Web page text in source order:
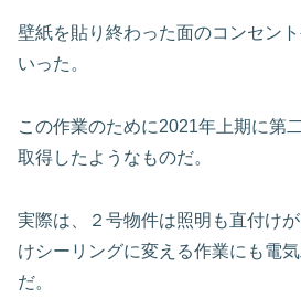
壁紙を貼り終わった面のコンセン
いった。
この作業のために2021年上期に第
取得したようなものだ。
実際は、２号物件は照明も直付け
けシーリングに変える作業にも電
だ。